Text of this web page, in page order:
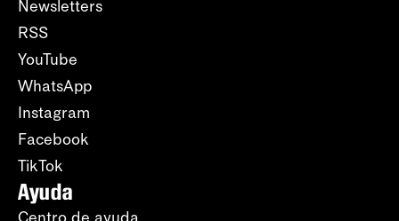
Newsletters
RSS
YouTube
WhatsApp
Instagram
Facebook
TikTok
Ayuda